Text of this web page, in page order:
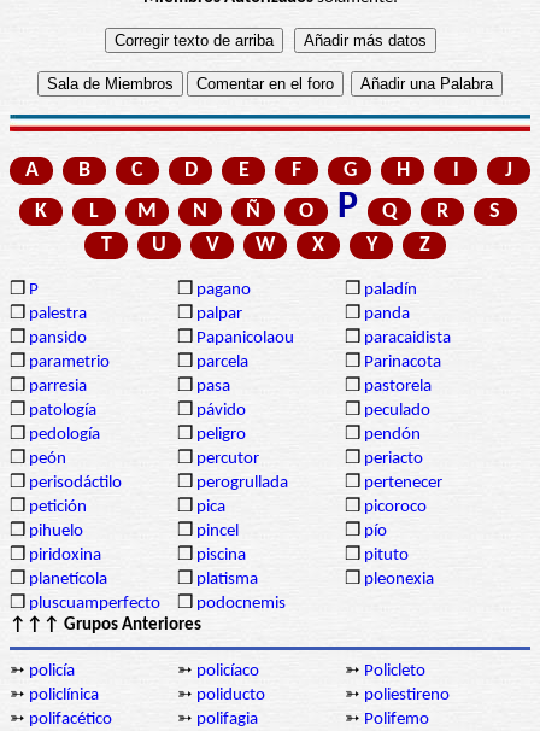
A B C D E F G H I
J
K
L M N Ñ O P Q R
S
T
U V W X Y Z
❒ P ❒ pagano ❒ paladín
❒ palestra ❒ palpar ❒ panda
❒ pansido ❒ Papanicolaou ❒ paracaidista
❒ parametrio ❒ parcela ❒ Parinacota
❒ parresia ❒ pasa ❒ pastorela
❒ patología ❒ pávido ❒ peculado
❒ pedología ❒ peligro ❒ pendón
❒ peón ❒ percutor ❒ periacto
❒ perisodáctilo ❒ perogrullada ❒ pertenecer
❒ petición ❒ pica ❒ picoroco
❒ pihuelo ❒ pincel ❒ pío
❒ piridoxina ❒ piscina ❒ pituto
❒ planetícola ❒ platisma ❒ pleonexia
❒ pluscuamperfecto ❒ podocnemis
↑↑↑ Grupos Anteriores
➳ policía ➳ policíaco ➳ Policleto
➳ policlínica ➳ poliducto ➳ poliestireno
➳ polifacético ➳ polifagia ➳ Polifemo